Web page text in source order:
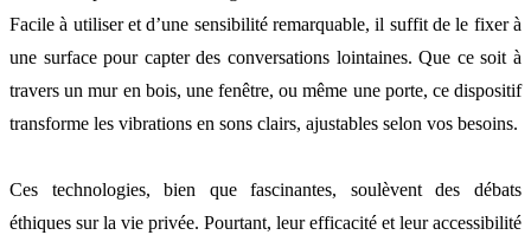
Facile à utiliser et d’une sensibilité remarquable, il suffit de le fixer à
une surface pour capter des conversations lointaines. Que ce soit à
travers un mur en bois, une fenêtre, ou même une porte, ce dispositif
transforme les vibrations en sons clairs, ajustables selon vos besoins.
Ces technologies, bien que fascinantes, soulèvent des débats
éthiques sur la vie privée. Pourtant, leur efficacité et leur accessibilité